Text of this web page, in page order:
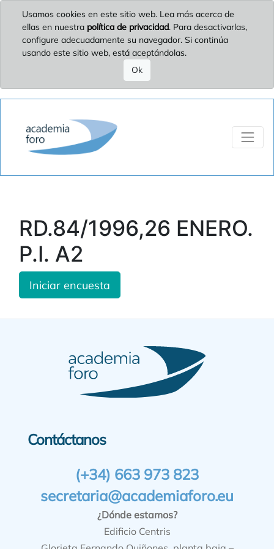
Usamos cookies en este sitio web. Lea más acerca de
ellas en nuestra política de privacidad. Para desactivarlas,
configure adecuadamente su navegador. Si continúa
usando este sitio web, está aceptándolas.
Ok
RD.84/1996,26 ENERO.
P.I. A2
Iniciar encuesta
Contáctanos
(+34) 663 973 823
secretaria@academiaforo.eu
¿Dónde estamos?
Edificio Centris